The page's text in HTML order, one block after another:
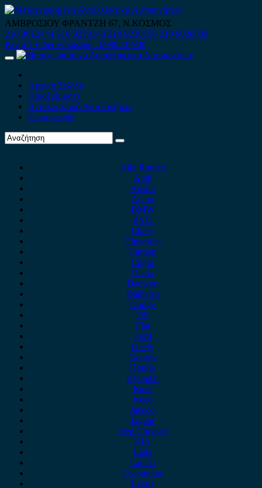
Skip
to
content
ΑΜΒΡΟΣΙΟΥ ΦΡΑΝΤΖΗ 67, Ν.ΚΟΣΜΟΣ
210 9012444 210 9239148 210 9238158 210 9026839
Κινητό-Viber-whatsapp : 6980507900
Primary
Αρχική Σελίδα
Ποιοί είμαστε
Ανταλλακτικά Αυτοκινήτων
Επικοινωνία
Alfa Romeo
Audi
Austin
Acura
BMW
BYD
Chery
Chevrolet
Citroen
Cupra
Dacia
Daewoo
Daihatsu
Dodge
DS
Fiat
Ford
Geely
Gonow
Honda
Hyundai
Isuzu
iveco
Jaecoo
Jaguar
Jeep Chrysler
KIA
Lada
Lancia
Leapmotor
Lexus